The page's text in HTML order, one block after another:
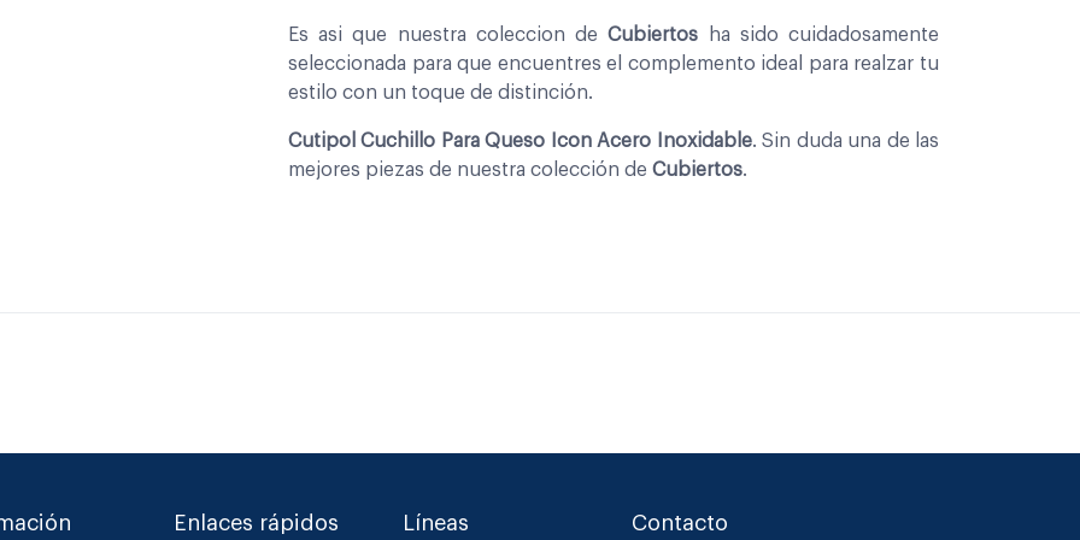
Es asi que nuestra coleccion deCubiertos ha sido cuidadosamente
seleccionada para que encuentres el complemento ideal para realzar tu
estilo con un toque de distinción.
Cutipol Cuchillo Para Queso Icon Acero Inoxidable. Sin duda una de las
mejores piezas de nuestra colección de Cubiertos.
Enlaces rápidos Líneas Contacto